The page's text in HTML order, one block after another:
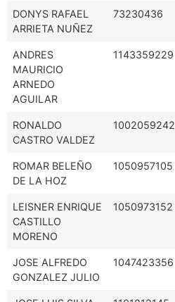
DONYS RAFAEL
ARRIETA NUÑEZ
73230436
ANDRES
MAURICIO
ARNEDO
AGUILAR
1143359229
RONALDO
CASTRO VALDEZ
1002059242
ROMAR BELEÑO
DE LA HOZ
1050957105
LEISNER ENRIQUE
CASTILLO
MORENO
1050973152
JOSE ALFREDO
GONZALEZ JULIO
1047423356